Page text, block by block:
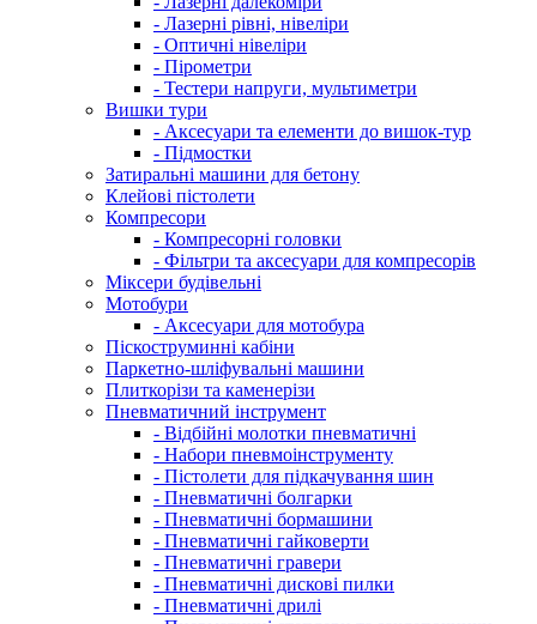
- Лазерні рівні, нівеліри
- Оптичні нівеліри
- Пірометри
- Тестери напруги, мультиметри
Вишки тури
- Аксесуари та елементи до вишок-тур
- Підмостки
Затиральні машини для бетону
Клейові пістолети
Компресори
- Компресорні головки
- Фільтри та аксесуари для компресорів
Міксери будівельні
Мотобури
- Аксесуари для мотобура
Піскоструминні кабіни
Паркетно-шліфувальні машини
Плиткорізи та каменерізи
Пневматичний інструмент
- Відбійні молотки пневматичні
- Набори пневмоінструменту
- Пістолети для підкачування шин
- Пневматичні болгарки
- Пневматичні бормашини
- Пневматичні гайковерти
- Пневматичні гравери
- Пневматичні дискові пилки
- Пневматичні дрилі